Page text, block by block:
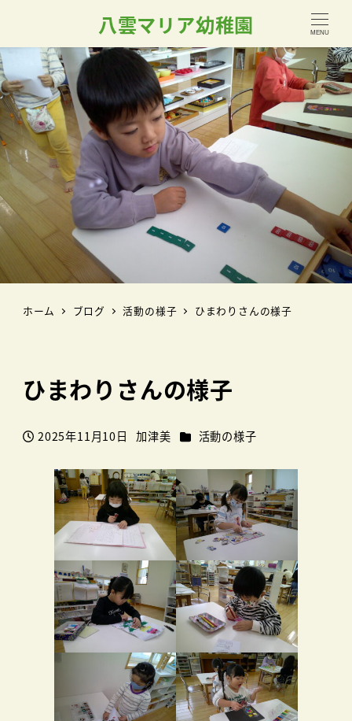
八雲マリア幼稚園 MENU
ホーム ブログ 活動の様子 ひまわりさんの様子
ひまわりさんの様子
投稿日
2025年11月10日
著
加津美 カテゴリー
活動の様子